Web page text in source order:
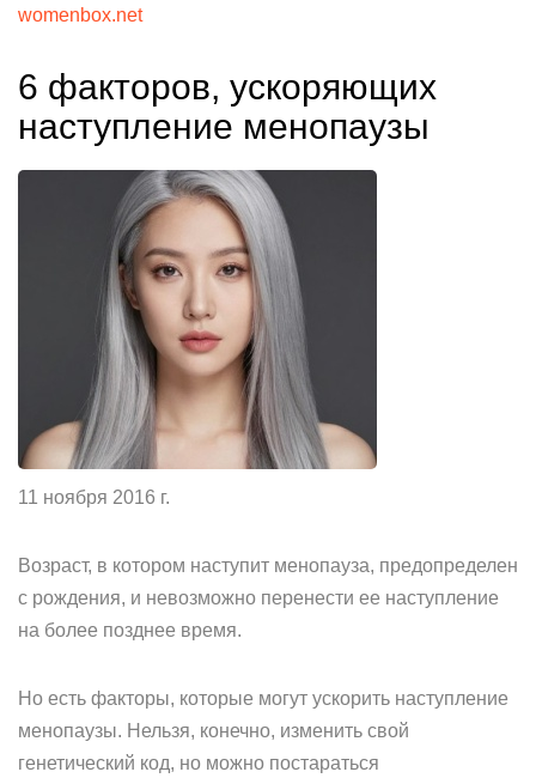
womenbox.net
6 факторов, ускоряющих
наступление менопаузы
11 ноября 2016 г.
Возраст, в котором наступит менопауза, предопределен
с рождения, и невозможно перенести ее наступление
на более позднее время.
Но есть факторы, которые могут ускорить наступление
менопаузы. Нельзя, конечно, изменить свой
генетический код, но можно постараться